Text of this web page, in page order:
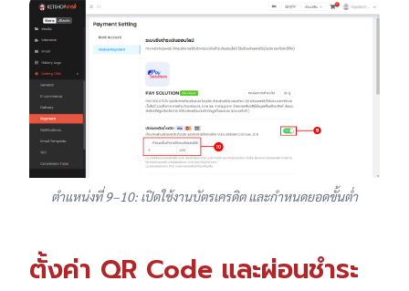
ตำแหน่งที่ 9–10: เปิดใช้งานบัตรเครดิต และกำหนดยอดขั้นต่ำ
ตั้งค่า QR Code และผ่อนชำระ